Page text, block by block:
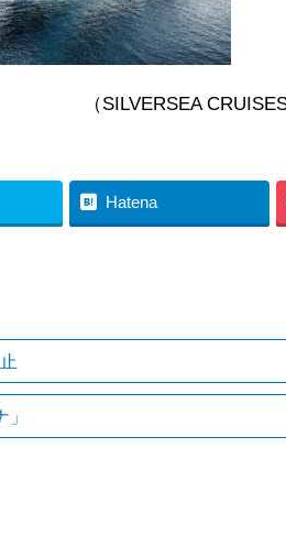
CRUISES
Hatena